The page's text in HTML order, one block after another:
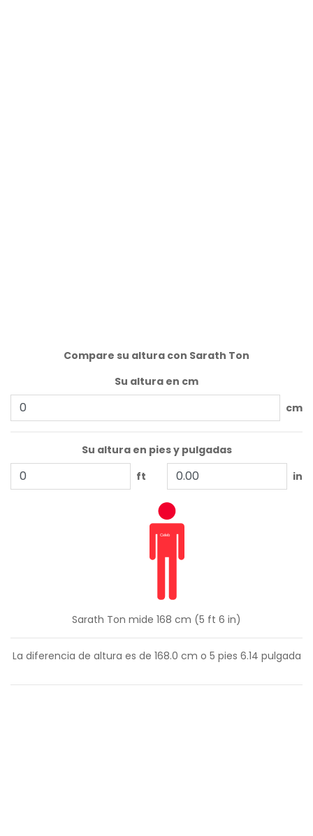
Compare su altura con Sarath Ton
Su altura en cm
cm
Su altura en pies y pulgadas
ft
in
Sarath Ton mide 168 cm (5 ft 6 in)
La diferencia de altura es de 168.0 cm o 5 pies 6.14 pulgada